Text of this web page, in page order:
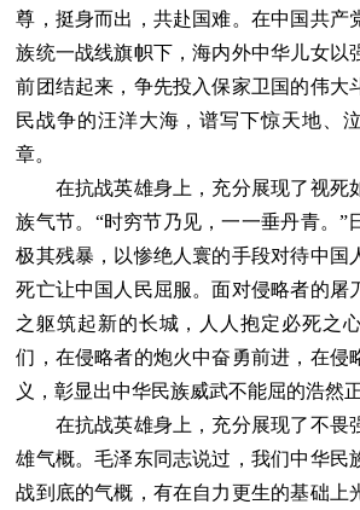
尊，挺身而出，共赴国难。在中国共产
族统一战线旗帜下，海内外中华儿女以
前团结起来，争先投入保家卫国的伟大
民战争的汪洋大海，谱写下惊天地、
章。
在抗战英雄身上，充分展现了视死
族气节。“时穷节乃见，一一垂丹青。”
极其残暴，以惨绝人寰的手段对待中国
死亡让中国人民屈服。面对侵略者的屠
之躯筑起新的长城，人人抱定必死之
们，在侵略者的炮火中奋勇前进，在侵
义，彰显出中华民族威武不能屈的浩然正
在抗战英雄身上，充分展现了不畏
雄气概。毛泽东同志说过，我们中华民
战到底的气概，有在自力更生的基础上